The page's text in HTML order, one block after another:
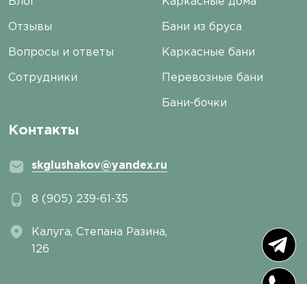
Отзывы
Вопросы и ответы
Сотрудники
Бани из бруса
Каркасные бани
Перевозные бани
Бани-бочки
Контакты
skglushakov@yandex.ru
8 (905) 239-61-35
Калуга, ​Степана Разина,
126